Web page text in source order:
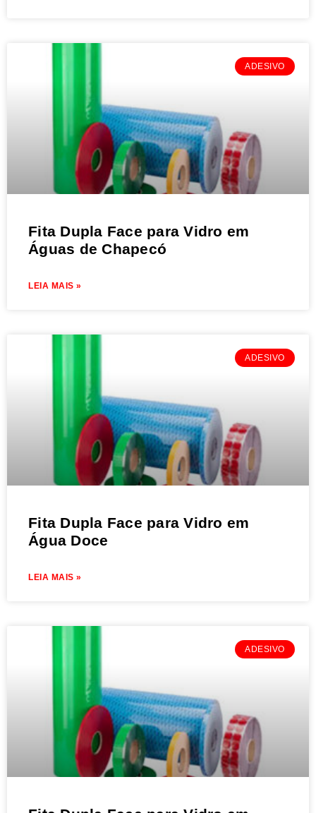
ADESIVO
Fita Dupla Face para Vidro em
Águas de Chapecó
LEIA MAIS »
ADESIVO
Fita Dupla Face para Vidro em
Água Doce
LEIA MAIS »
ADESIVO